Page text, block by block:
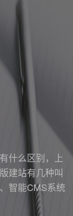
什么区别，上
建站有几种叫
智能CMS系统